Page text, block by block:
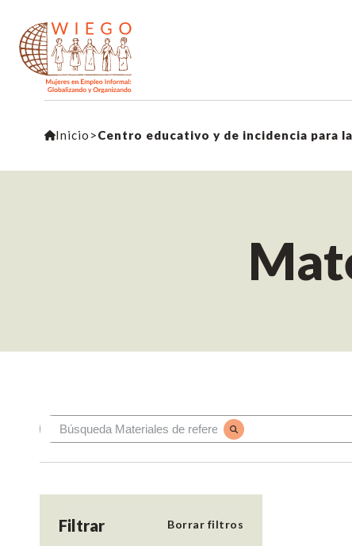
Inicio >Centro educativo y de incidencia para
Filtrar Borrar filtros